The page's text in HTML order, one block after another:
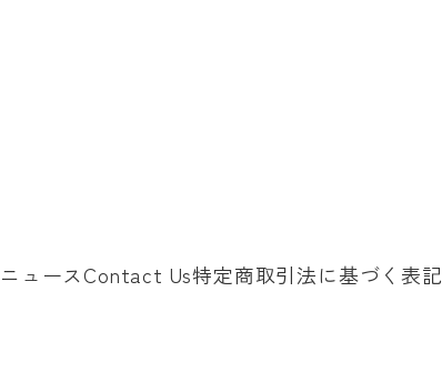
ニュースContact Us特定商取引法に基づく表記